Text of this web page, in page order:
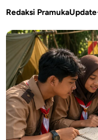
Redaksi PramukaUpdate·